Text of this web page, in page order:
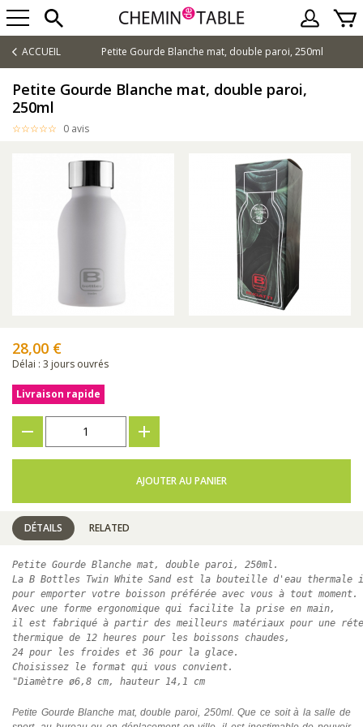
ACCUEIL Petite Gourde Blanche mat, double paroi, 250ml
Petite Gourde Blanche mat, double paroi,
250ml
0 avis
28,00 €
Délai : 3 jours ouvrés
Livraison rapide
AJOUTER AU PANIER
DÉTAILS RELATED
Petite Gourde Blanche mat, double paroi, 250ml.
La B Bottles Twin White Sand est la bouteille d'eau thermale
pour emporter votre boisson préférée avec vous à tout moment.
Avec une forme ergonomique qui facilite la prise en main,
il est fabriqué à partir des meilleurs matériaux pour une
thermique de 12 heures pour les boissons chaudes,
24 pour les froides et 36 pour la glace.
Choisissez le format qui vous convient.
"Diamètre ø6,8 cm, hauteur 14,1 cm
Petite Gourde Blanche mat, double paroi, 250ml. Que ce soit à la salle de